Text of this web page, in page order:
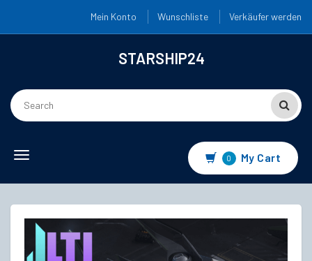
Mein Konto Wunschliste Verkäufer werden
STARSHIP24
Toggle
0 My Cart